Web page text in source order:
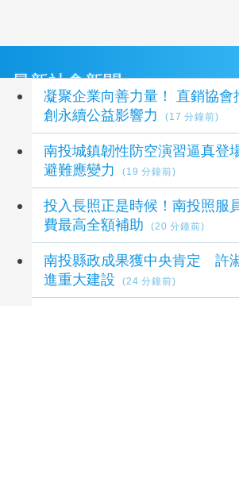
最新社會新聞
凝聚企業向善力量！ 直銷協
創永續公益影響力
(17 分鐘前)
南投城鎮韌性防空演習逼真
避難應變力
(19 分鐘前)
投入長照正是時候！南投照
費最高全額補助
(20 分鐘前)
南投縣政成果獲中央肯定 許
進重大建設
(24 分鐘前)